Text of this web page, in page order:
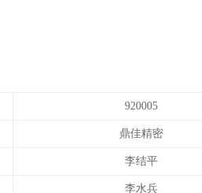
920005
鼎佳精密
李结平
李水兵